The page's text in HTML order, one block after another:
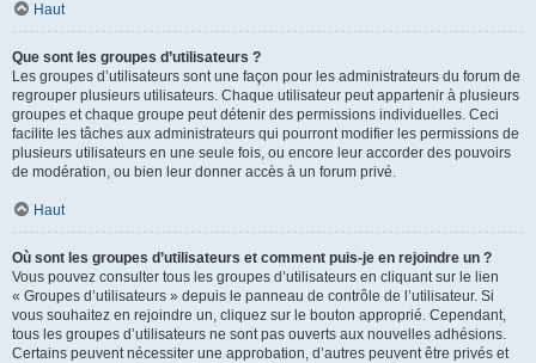
Haut
Que sont les groupes d’utilisateurs ?
Les groupes d’utilisateurs sont une façon pour les administrateurs du forum de
regrouper plusieurs utilisateurs. Chaque utilisateur peut appartenir à plusieurs
groupes et chaque groupe peut détenir des permissions individuelles. Ceci
facilite les tâches aux administrateurs qui pourront modifier les permissions de
plusieurs utilisateurs en une seule fois, ou encore leur accorder des pouvoirs
de modération, ou bien leur donner accès à un forum privé.
Haut
Où sont les groupes d’utilisateurs et comment puis-je en rejoindre un ?
Vous pouvez consulter tous les groupes d’utilisateurs en cliquant sur le lien
« Groupes d’utilisateurs » depuis le panneau de contrôle de l’utilisateur. Si
vous souhaitez en rejoindre un, cliquez sur le bouton approprié. Cependant,
tous les groupes d’utilisateurs ne sont pas ouverts aux nouvelles adhésions.
Certains peuvent nécessiter une approbation, d’autres peuvent être privés et